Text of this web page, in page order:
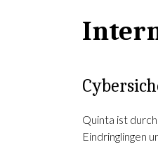
Quinta ist
Eindringlingen